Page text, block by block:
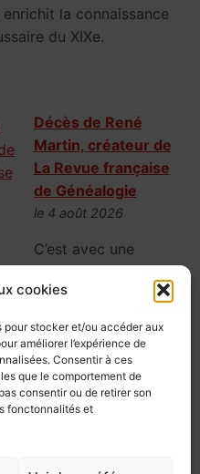
cookies
pour stocker et/ou accéder aux
améliorer l’expérience de
Consentir à ces
que le comportement de
consentir ou de retirer son
fonctonnalités et
la connaissance
du XIXe.
Décès de René
Martin, créateur de
La Revue française
de Généalogie
le 4 août 2026
C’est avec une
Martin, à l’âge de
grand mérite et de
voué à
passionné de
largement contribué à
française de